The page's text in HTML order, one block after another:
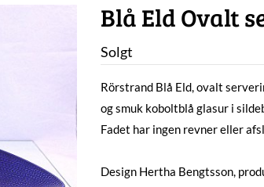
Blå Eld Ovalt
Solgt
Rörstrand Blå Eld, ovalt
og smuk koboltblå glasur i
Fadet har ingen revner eller
Design Hertha Bengtsson,